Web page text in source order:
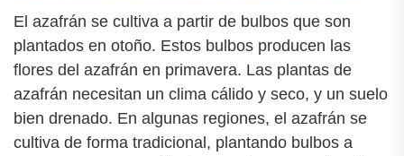
El azafrán se cultiva a partir de bulbos que son
plantados en otoño. Estos bulbos producen las
flores del azafrán en primavera. Las plantas de
azafrán necesitan un clima cálido y seco, y un suelo
bien drenado. En algunas regiones, el azafrán se
cultiva de forma tradicional, plantando bulbos a